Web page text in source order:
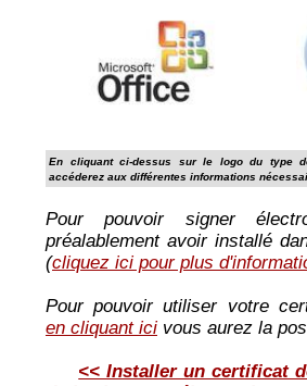
En cliquant ci-dessus sur le logo du type
accéderez aux différentes informations
Pour pouvoir signer
préalablement avoir installé
(cliquez ici pour plus
Pour pouvoir utiliser votre
en cliquant ici vous aurez la
<< Installer un certificat